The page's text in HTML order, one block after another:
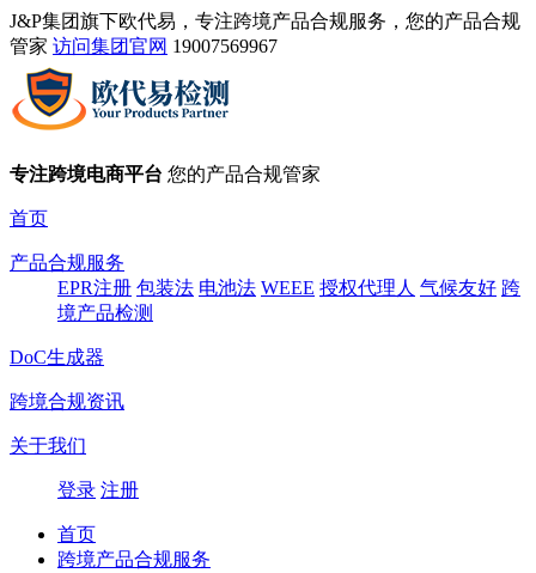
J&P集团旗下欧代易，专注跨境产品合规服务，您的产品合规
管家 访问集团官网 19007569967
专注跨境电商平台 您的产品合规管家
首页
产品合规服务
EPR注册 包装法 电池法 WEEE 授权代理人 气候友好 跨
境产品检测
DoC生成器
跨境合规资讯
关于我们
登录 注册
首页
跨境产品合规服务